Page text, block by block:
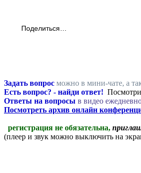
Поделиться…
Задать вопрос можно в мини-чате, а
Есть вопрос? - найди ответ!
Ответы на вопросы в видео
Посмотреть архив онлайн
регистрация не обязательна,
(плеер и звук можно выключить на